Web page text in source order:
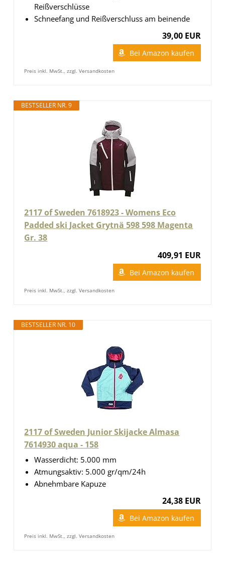
Reißverschlüsse
Schneefang und Reißverschluss am beinende
39,00 EUR
Bei Amazon kaufen
Preis inkl. MwSt., zzgl. Versandkosten
BESTSELLER NR. 9
2117 of Sweden 7618923 - Womens Eco
Padded ski Jacket Grytnä 598 598 Magenta
Gr. 38
409,91 EUR
Bei Amazon kaufen
Preis inkl. MwSt., zzgl. Versandkosten
BESTSELLER NR. 10
2117 of Sweden Junior Skijacke Almasa
7614930 aqua - 158
Wasserdicht: 5.000 mm
Atmungsaktiv: 5.000 gr/qm/24h
Abnehmbare Kapuze
24,38 EUR
Bei Amazon kaufen
Preis inkl. MwSt., zzgl. Versandkosten